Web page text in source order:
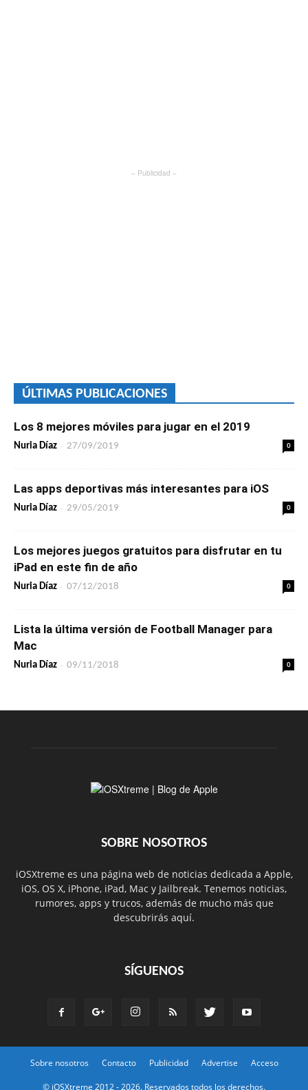
– Publicidad –
ÚLTIMAS PUBLICACIONES
Los 8 mejores móviles para jugar en el 2019
Nuria Díaz - 27/09/2019 0
Las apps deportivas más interesantes para iOS
Nuria Díaz - 29/05/2019 0
Los mejores juegos gratuitos para disfrutar en tu
iPad en este fin de año
Nuria Díaz - 07/12/2018 0
Lista la última versión de Football Manager para
Mac
Nuria Díaz - 09/11/2018 0
SOBRE NOSOTROS
iOSXtreme es una página web de noticias dedicada a Apple,
iOS, OS X, iPhone, iPad, Mac y Jailbreak. Tenemos noticias,
rumores, apps y trucos, además de mucho más que
descubrirás aquí.
SÍGUENOS
Sobre nosotros Contacto Publicidad Advertise Acceso
© iOSXtreme 2012 -2026. Reservados todos los derechos.